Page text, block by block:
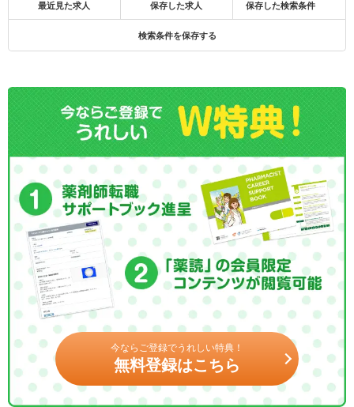
最近見た求人 保存した求人 保存した検索条件
検索条件を保存する
今ならご登録でうれしい特典！
無料登録はこちら